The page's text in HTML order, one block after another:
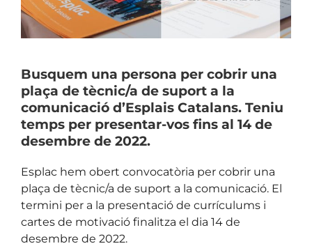
Busquem una persona per cobrir una
plaça de tècnic/a de suport a la
comunicació d’Esplais Catalans. Teniu
temps per presentar-vos fins al 14 de
desembre de 2022.
Esplac hem obert convocatòria per cobrir una
plaça de tècnic/a de suport a la comunicació. El
termini per a la presentació de currículums i
cartes de motivació finalitza el dia 14 de
desembre de 2022.